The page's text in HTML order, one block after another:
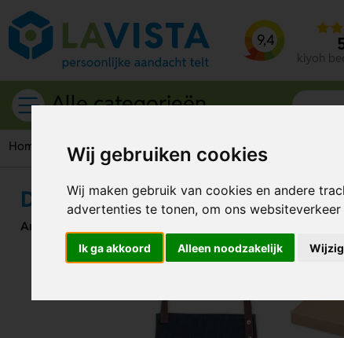
Wij gebruiken cookies
Wij maken gebruik van cookies en andere
advertenties te tonen, om ons
Ik ga akkoord Alleen noodzakelijk
9,4
kiyoh
Alle categorieën
Home Koken Schorten Luxe schorten
Denim schort
Artikelnummer: